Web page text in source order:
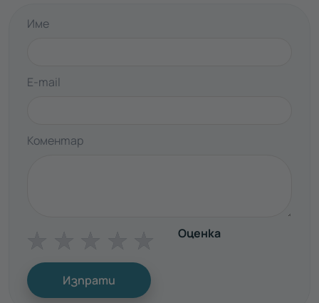
Име
E-mail
Коментар
Оценка
Изпрати